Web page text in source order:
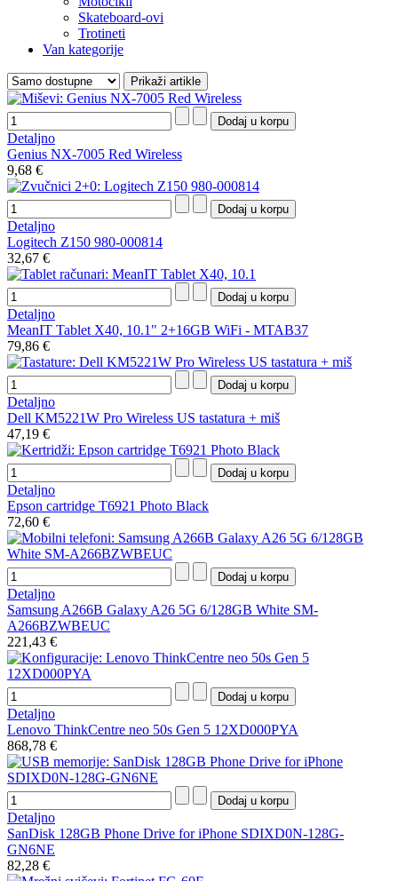
Skateboard-ovi
Trotineti
Van kategorije
Detaljno
Genius NX-7005 Red Wireless
9,68 €
Detaljno
Logitech Z150 980-000814
32,67 €
Detaljno
MeanIT Tablet X40, 10.1" 2+16GB WiFi - MTAB37
79,86 €
Detaljno
Dell KM5221W Pro Wireless US tastatura + miš
47,19 €
Detaljno
Epson cartridge T6921 Photo Black
72,60 €
Detaljno
Samsung A266B Galaxy A26 5G 6/128GB White SM-
A266BZWBEUC
221,43 €
Detaljno
Lenovo ThinkCentre neo 50s Gen 5 12XD000PYA
868,78 €
Detaljno
SanDisk 128GB Phone Drive for iPhone SDIXD0N-128G-
GN6NE
82,28 €